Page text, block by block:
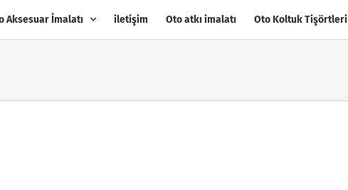
Aksesuar İmalatı iletişim Oto atkı imalatı Oto Koltuk Tişörtleri